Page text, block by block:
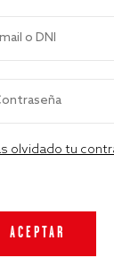
olvidado tu